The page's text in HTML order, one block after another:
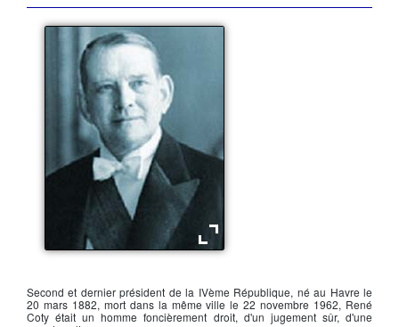
Second et dernier président de la IVème République, né au Havre le
20 mars 1882, mort dans la même ville le 22 novembre 1962, René
Coty était un homme foncièrement droit, d'un jugement sûr, d'une